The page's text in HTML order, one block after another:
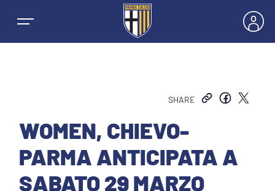
NEWS
SQUADRE
SHARE
WOMEN, CHIEVO-
PARMA ANTICIPATA A
SABATO 29 MARZO